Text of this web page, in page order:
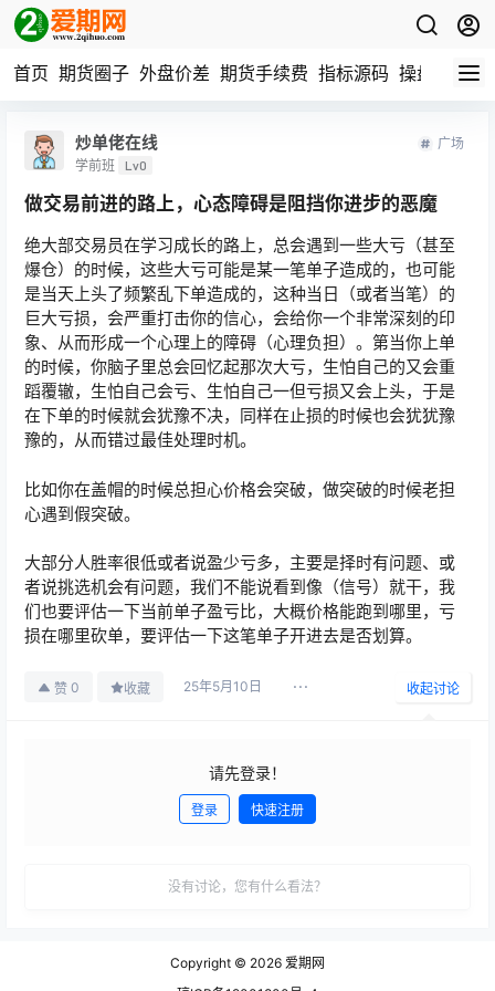
首页 期货圈子 外盘价差 期货手续费 指标源码 操盘数据
炒单佬在线
学前班 Lv0
广场
做交易前进的路上，心态障碍是阻挡你进步的恶魔
绝大部交易员在学习成长的路上，总会遇到一些大亏（甚至
爆仓）的时候，这些大亏可能是某一笔单子造成的，也可能
是当天上头了频繁乱下单造成的，这种当日（或者当笔）的
巨大亏损，会严重打击你的信心，会给你一个非常深刻的印
象、从而形成一个心理上的障碍（心理负担）。第当你上单
的时候，你脑子里总会回忆起那次大亏，生怕自己的又会重
蹈覆辙，生怕自己会亏、生怕自己一但亏损又会上头，于是
在下单的时候就会犹豫不决，同样在止损的时候也会犹犹豫
豫的，从而错过最佳处理时机。
比如你在盖帽的时候总担心价格会突破，做突破的时候老担
心遇到假突破。
大部分人胜率很低或者说盈少亏多，主要是择时有问题、或
者说挑选机会有问题，我们不能说看到像（信号）就干，我
们也要评估一下当前单子盈亏比，大概价格能跑到哪里，亏
损在哪里砍单，要评估一下这笔单子开进去是否划算。
赞 0 收藏 25年5月10日 收起讨论
请先登录！
登录 快速注册
没有讨论，您有什么看法？
Copyright © 2026 爱期网